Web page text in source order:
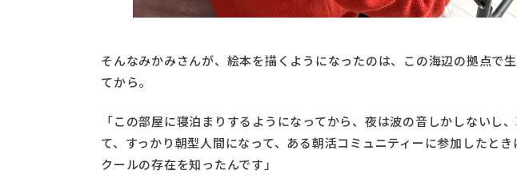
そんなみかみさんが、絵本を描くようになったのは、この海辺の拠点で
てから。
「この部屋に寝泊まりするようになってから、夜は波の音しかしないし
て、すっかり朝型人間になって、ある朝活コミュニティーに参加したと
クールの存在を知ったんです」